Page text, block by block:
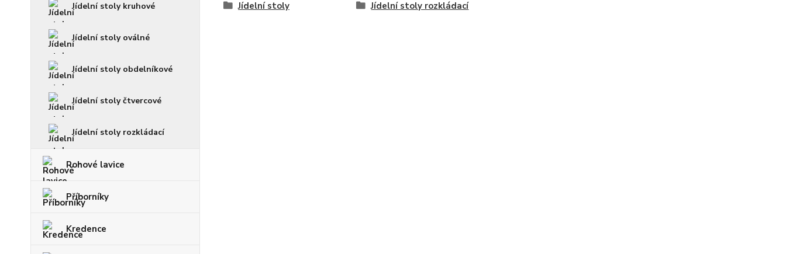
Jídelní stoly kruhové
Jídelní stoly oválné
Jídelní stoly obdelníkové
Jídelní stoly čtvercové
Jídelní stoly rozkládací
Rohové lavice
Příborníky
Kredence
Jídelní stoly Jídelní stoly rozkládací